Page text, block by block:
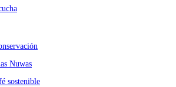
Nuwas
sostenible